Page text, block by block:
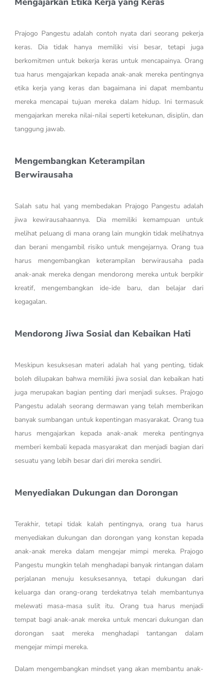
Prajogo Pangestu adalah contoh nyata dari seorang pekerja
keras. Dia tidak hanya memiliki visi besar, tetapi juga
berkomitmen untuk bekerja keras untuk mencapainya. Orang
tua harus mengajarkan kepada anak-anak mereka pentingnya
etika kerja yang keras dan bagaimana ini dapat membantu
mereka mencapai tujuan mereka dalam hidup. Ini termasuk
mengajarkan mereka nilai-nilai seperti ketekunan, disiplin, dan
tanggung jawab.
Mengembangkan Keterampilan
Berwirausaha
Salah satu hal yang membedakan Prajogo Pangestu adalah
jiwa kewirausahaannya. Dia memiliki kemampuan untuk
melihat peluang di mana orang lain mungkin tidak melihatnya
dan berani mengambil risiko untuk mengejarnya. Orang tua
harus mengembangkan keterampilan berwirausaha pada
anak-anak mereka dengan mendorong mereka untuk berpikir
kreatif, mengembangkan ide-ide baru, dan belajar dari
kegagalan.
Mendorong Jiwa Sosial dan Kebaikan Hati
Meskipun kesuksesan materi adalah hal yang penting, tidak
boleh dilupakan bahwa memiliki jiwa sosial dan kebaikan hati
juga merupakan bagian penting dari menjadi sukses. Prajogo
Pangestu adalah seorang dermawan yang telah memberikan
banyak sumbangan untuk kepentingan masyarakat. Orang tua
harus mengajarkan kepada anak-anak mereka pentingnya
memberi kembali kepada masyarakat dan menjadi bagian dari
sesuatu yang lebih besar dari diri mereka sendiri.
Menyediakan Dukungan dan Dorongan
Terakhir, tetapi tidak kalah pentingnya, orang tua harus
menyediakan dukungan dan dorongan yang konstan kepada
anak-anak mereka dalam mengejar mimpi mereka. Prajogo
Pangestu mungkin telah menghadapi banyak rintangan dalam
perjalanan menuju kesuksesannya, tetapi dukungan dari
keluarga dan orang-orang terdekatnya telah membantunya
melewati masa-masa sulit itu. Orang tua harus menjadi
tempat bagi anak-anak mereka untuk mencari dukungan dan
dorongan saat mereka menghadapi tantangan dalam
mengejar mimpi mereka.
Dalam mengembangkan mindset yang akan membantu anak-